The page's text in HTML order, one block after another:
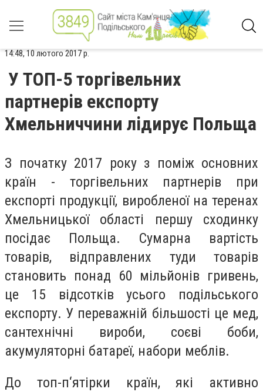
14:48, 10 лютого 2017 р.
У ТОП-5 торгівельних
партнерів експорту
Хмельниччини лідирує Польща
З початку 2017 року з поміж основних
країн - торгівельних партнерів при
експорті продукції, виробленої на теренах
Хмельницької області першу сходинку
посідає Польща. Сумарна вартість
товарів, відправлених туди товарів
становить понад 60 мільйонів гривень,
це 15 відсотків усього подільського
експорту. У переважній більшості це мед,
сантехнічні вироби, соєві боби,
акумуляторні батареї, набори меблів.
До топ-п‘ятірки країн, які активно